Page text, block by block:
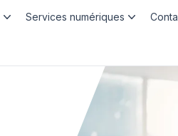
Services numériques